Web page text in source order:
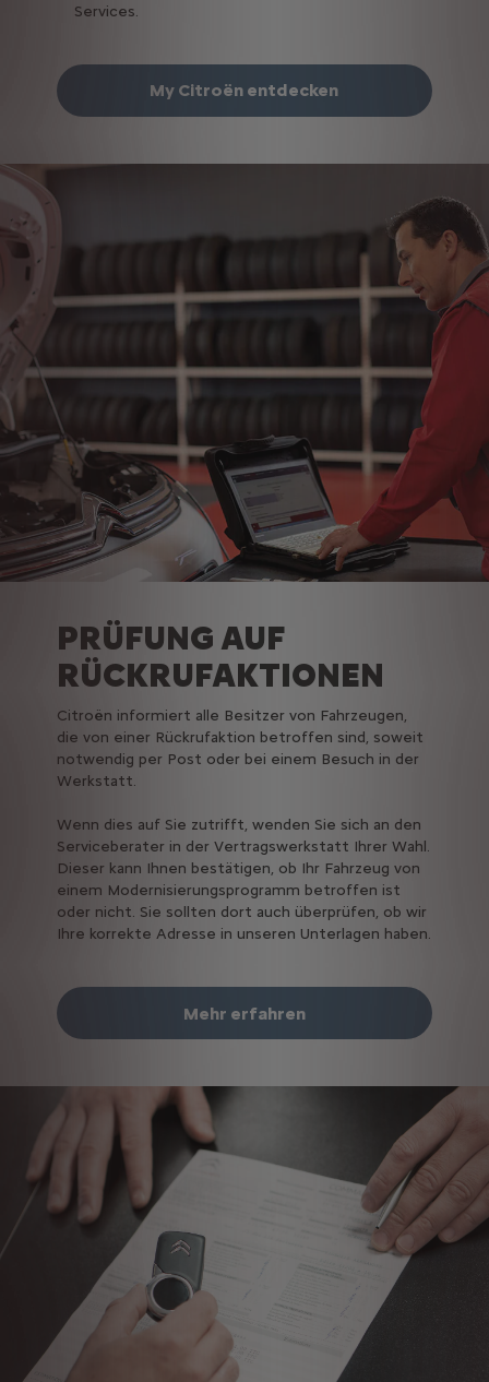
Services.
My Citroën entdecken
PRÜFUNG AUF
RÜCKRUFAKTIONEN
Citroën informiert alle Besitzer von Fahrzeugen,
die von einer Rückrufaktion betroffen sind, soweit
notwendig per Post oder bei einem Besuch in der
Werkstatt.
Wenn dies auf Sie zutrifft, wenden Sie sich an den
Serviceberater in der Vertragswerkstatt Ihrer Wahl.
Dieser kann Ihnen bestätigen, ob Ihr Fahrzeug von
einem Modernisierungsprogramm betroffen ist
oder nicht. Sie sollten dort auch überprüfen, ob wir
Ihre korrekte Adresse in unseren Unterlagen haben.
Mehr erfahren